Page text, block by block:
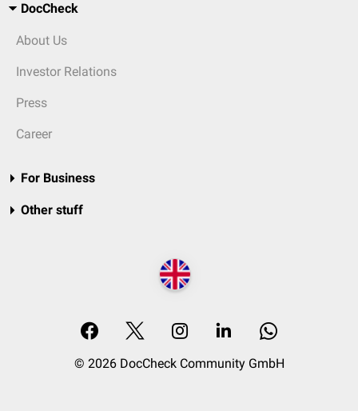
DocCheck
About Us
Investor Relations
Press
Career
For Business
Other stuff
© 2026 DocCheck Community GmbH